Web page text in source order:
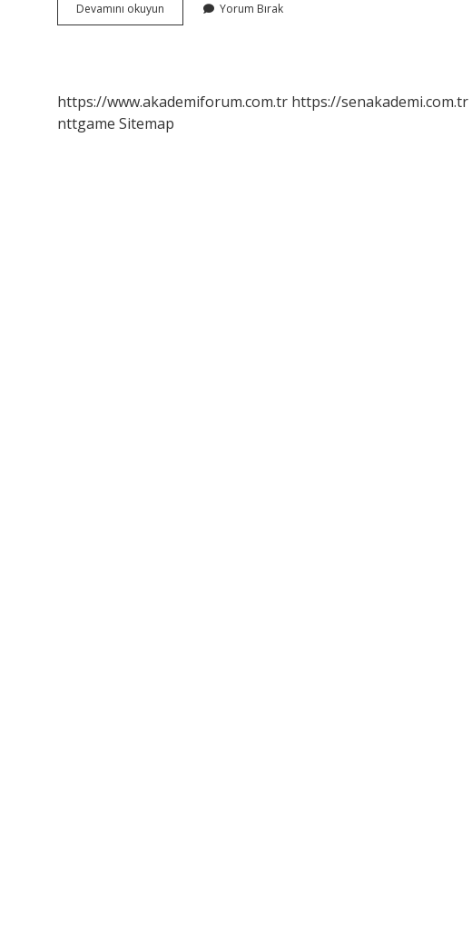
Devamını okuyun
Emekli
Yorum Bırak
https://www.akademiforum.com.tr https://senakademi.com.tr
nttgame Sitemap